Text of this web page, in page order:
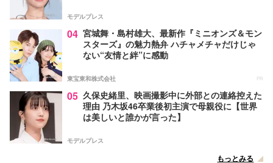
モデルプレス
04 宮城舞・島村雄大、最新作『ミニオンズ＆モン
スターズ』の魅力熱弁 ハチャメチャだけじゃ
ない“友情と絆”に感動
東宝東和株式会社 PR
05 久保史緒里、映画撮影中に外部との連絡控えた
理由 乃木坂46卒業後初主演で母親役に【世界
は美しいと誰かが言った】
モデルプレス
もっとみる